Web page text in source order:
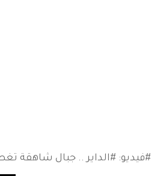
#فيديو: #الداير .. جبال شاهقة